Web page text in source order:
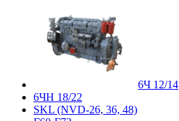
6Ч 12/14
6ЧН 18/22
SKL (NVD-26, 36, 48)